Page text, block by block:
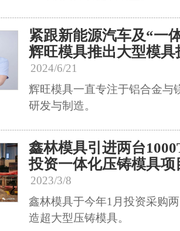
紧跟新能源汽车及“一
辉旺模具推出大型模具
2024/6/21
辉旺模具一直专注于铝合金与
研发与制造。
鑫林模具引进两台
投资一体化压铸模具项
2023/3/8
鑫林模具于今年1月投资采购
造超大型压铸模具。